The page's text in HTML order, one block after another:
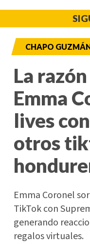
CHAPO
La
Emma
lives
otros
Emma Coronel
TikTok con
generando
regalos virtuales.